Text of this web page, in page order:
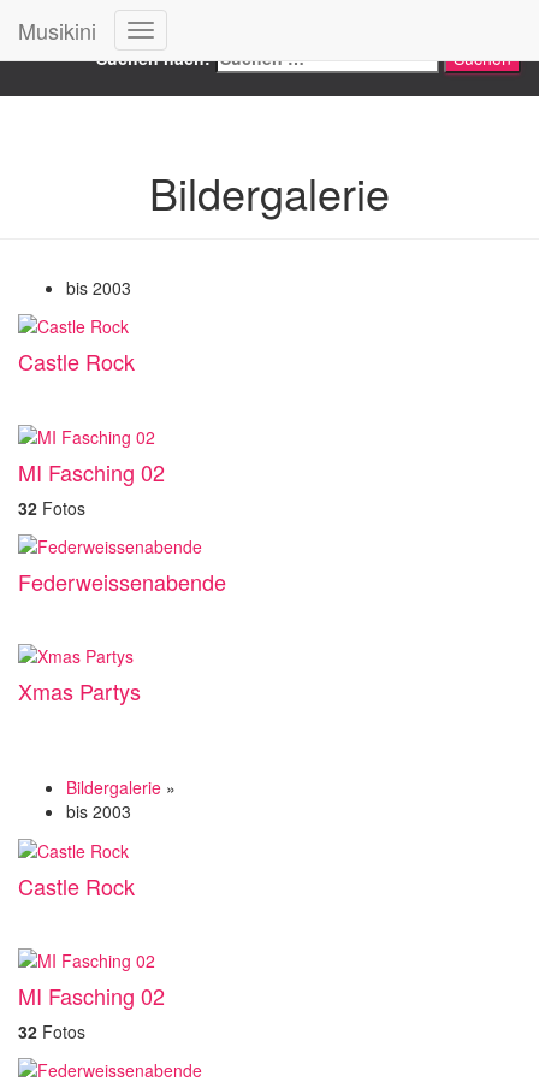
Search
Suchen nach:
Musikini
Navigation
umschalten
Bildergalerie
bis 2003
Castle Rock
MI Fasching 02
32 Fotos
Federweissenabende
Xmas Partys
Bildergalerie »
bis 2003
Castle Rock
MI Fasching 02
32 Fotos